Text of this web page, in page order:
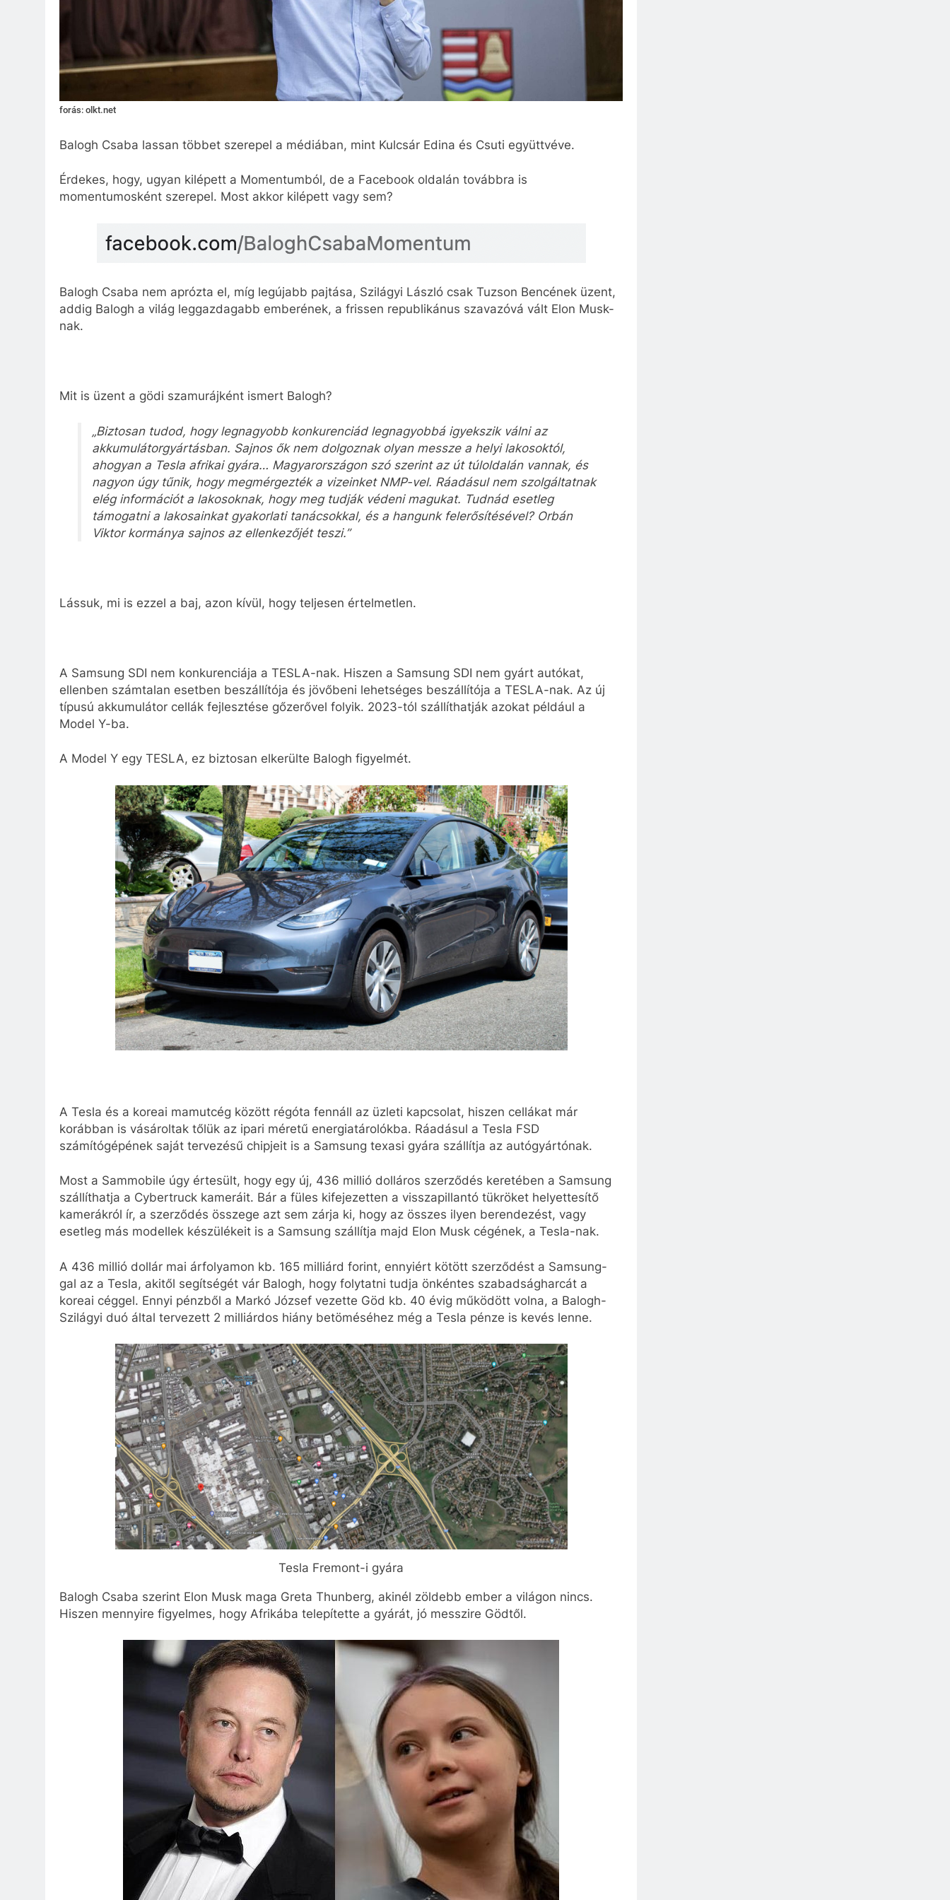
forás: olkt.net
Balogh Csaba lassan többet szerepel a médiában, mint Kulcsár Edina és Csuti együttvéve.
Érdekes, hogy, ugyan kilépett a Momentumból, de a Facebook oldalán továbbra is
momentumosként szerepel. Most akkor kilépett vagy sem?
Balogh Csaba nem aprózta el, míg legújabb pajtása, Szilágyi László csak Tuzson Bencének üzent,
addig Balogh a világ leggazdagabb emberének, a frissen republikánus szavazóvá vált Elon Musk-
nak.
Mit is üzent a gödi szamurájként ismert Balogh?
„Biztosan tudod, hogy legnagyobb konkurenciád legnagyobbá igyekszik válni az
akkumulátorgyártásban. Sajnos ők nem dolgoznak olyan messze a helyi lakosoktól,
ahogyan a Tesla afrikai gyára… Magyarországon szó szerint az út túloldalán vannak, és
nagyon úgy tűnik, hogy megmérgezték a vizeinket NMP-vel. Ráadásul nem szolgáltatnak
elég információt a lakosoknak, hogy meg tudják védeni magukat. Tudnád esetleg
támogatni a lakosainkat gyakorlati tanácsokkal, és a hangunk felerősítésével? Orbán
Viktor kormánya sajnos az ellenkezőjét teszi.”
Lássuk, mi is ezzel a baj, azon kívül, hogy teljesen értelmetlen.
A Samsung SDI nem konkurenciája a TESLA-nak. Hiszen a Samsung SDI nem gyárt autókat,
ellenben számtalan esetben beszállítója és jövőbeni lehetséges beszállítója a TESLA-nak. Az új
típusú akkumulátor cellák fejlesztése gőzerővel folyik. 2023-tól szállíthatják azokat például a
Model Y-ba.
A Model Y egy TESLA, ez biztosan elkerülte Balogh figyelmét.
A Tesla és a koreai mamutcég között régóta fennáll az üzleti kapcsolat, hiszen cellákat már
korábban is vásároltak tőlük az ipari méretű energiatárolókba. Ráadásul a Tesla FSD
számítógépének saját tervezésű chipjeit is a Samsung texasi gyára szállítja az autógyártónak.
Most a Sammobile úgy értesült, hogy egy új, 436 millió dolláros szerződés keretében a Samsung
szállíthatja a Cybertruck kameráit. Bár a füles kifejezetten a visszapillantó tükröket helyettesítő
kamerákról ír, a szerződés összege azt sem zárja ki, hogy az összes ilyen berendezést, vagy
esetleg más modellek készülékeit is a Samsung szállítja majd Elon Musk cégének, a Tesla-nak.
A 436 millió dollár mai árfolyamon kb. 165 milliárd forint, ennyiért kötött szerződést a Samsung-
gal az a Tesla, akitől segítségét vár Balogh, hogy folytatni tudja önkéntes szabadságharcát a
koreai céggel. Ennyi pénzből a Markó József vezette Göd kb. 40 évig működött volna, a Balogh-
Szilágyi duó által tervezett 2 milliárdos hiány betöméséhez még a Tesla pénze is kevés lenne.
Tesla Fremont-i gyára
Balogh Csaba szerint Elon Musk maga Greta Thunberg, akinél zöldebb ember a világon nincs.
Hiszen mennyire figyelmes, hogy Afrikába telepítette a gyárát, jó messzire Gödtől.